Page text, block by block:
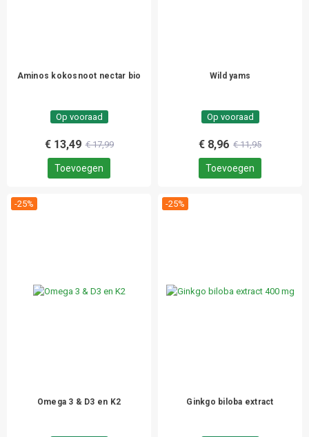
Aminos kokosnoot nectar bio
Op vooraad
€ 13,49 € 17,99
Toevoegen
Wild yams
Op vooraad
€ 8,96 € 11,95
Toevoegen
-25%
Omega 3 & D3 en K2
-25%
Ginkgo biloba extract